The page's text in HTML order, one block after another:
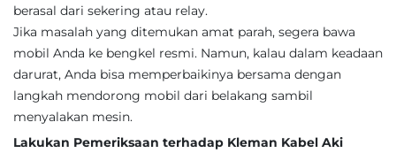
berasal dari sekering atau relay.
Jika masalah yang ditemukan amat parah, segera bawa
mobil Anda ke bengkel resmi. Namun, kalau dalam keadaan
darurat, Anda bisa memperbaikinya bersama dengan
langkah mendorong mobil dari belakang sambil
menyalakan mesin.
Lakukan Pemeriksaan terhadap Kleman Kabel Aki